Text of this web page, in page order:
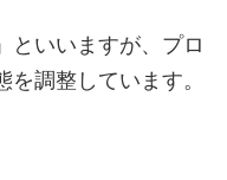
といいますが、プロ
調整しています。